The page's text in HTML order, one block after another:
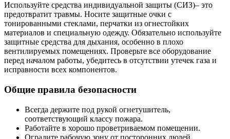
Используйте средства индивидуальной защиты (СИЗ)– это
предотвратит травмы. Носите защитные очки с
тонированными стеклами, перчатки из огнестойких
материалов и специальную одежду. Обязательно используйте
защитные средства для дыхания, особенно в плохо
вентилируемых помещениях. Проверьте все оборудование
перед началом работы, убедитесь в отсутствии утечек газа и
исправности всех компонентов.
Общие правила безопасности
Всегда держите под рукой огнетушитель,
соответствующий классу пожара.
Работайте в хорошо проветриваемом помещении.
Оградите рабочую зону от посторонних людей.